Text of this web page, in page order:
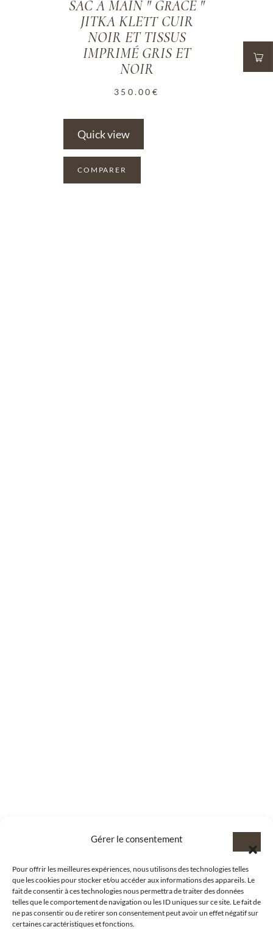
Gérer le consentement
Pour offrir les meilleures expériences, nous utilisons des technologies telles
que les cookies pour stocker et/ou accéder aux informations des appareils. Le
fait de consentir à ces technologies nous permettra de traiter des données
telles que le comportement de navigation ou les ID uniques sur ce site. Le fait de
ne pas consentir ou de retirer son consentement peut avoir un effet négatif sur
certaines caractéristiques et fonctions.
SAC À MAIN " GRACE "
JITKA KLETT CUIR
NOIR ET TISSUS
IMPRIMÉ GRIS ET
NOIR
350.00 €
Quick view
COMPARER